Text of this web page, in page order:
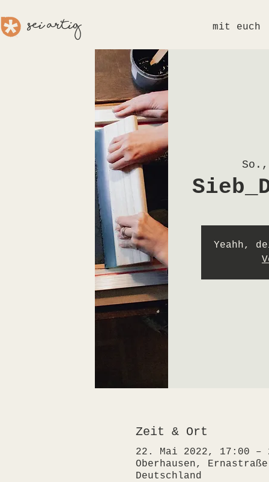
mit euch
sei aRTig
Yeahh,
Zeit & Ort
22. Mai 2022, 17:00 –
Oberhausen,
Deutschland